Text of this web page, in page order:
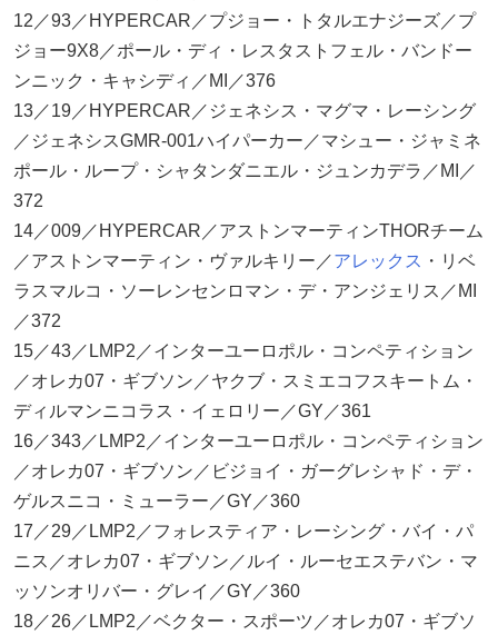
12／93／HYPERCAR／プジョー・トタルエナジーズ／プ
ジョー9X8／ポール・ディ・レスタストフェル・バンドー
ンニック・キャシディ／MI／376
13／19／HYPERCAR／ジェネシス・マグマ・レーシング
／ジェネシスGMR-001ハイパーカー／マシュー・ジャミネ
ポール・ループ・シャタンダニエル・ジュンカデラ／MI／
372
14／009／HYPERCAR／アストンマーティンTHORチーム
／アストンマーティン・ヴァルキリー／アレックス ・リベ
ラスマルコ・ソーレンセンロマン・デ・アンジェリス／MI
／372
15／43／LMP2／インターユーロポル・コンペティション
／オレカ07・ギブソン／ヤクブ・スミエコフスキートム・
ディルマンニコラス・イェロリー／GY／361
16／343／LMP2／インターユーロポル・コンペティション
／オレカ07・ギブソン／ビジョイ・ガーグレシャド・デ・
ゲルスニコ・ミューラー／GY／360
17／29／LMP2／フォレスティア・レーシング・バイ・パ
ニス／オレカ07・ギブソン／ルイ・ルーセエステバン・マ
ッソンオリバー・グレイ／GY／360
18／26／LMP2／ベクター・スポーツ／オレカ07・ギブソ